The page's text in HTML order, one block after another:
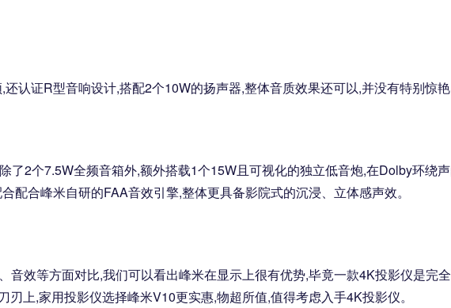
认证R型音响设计,搭配2个10W的扬声器,整体音质效果还可以,并没有特别惊艳
了2个7.5W全频音箱外,额外搭载1个15W且可视化的独立低音炮,在Dolby环绕
配合峰米自研的FAA音效引擎,整体更具备影院式的沉浸、立体感声效。
音效等方面对比,我们可以看出峰米在显示上很有优势,毕竟一款4K投影仪是完
上,家用投影仪选择峰米V10更实惠,物超所值,值得考虑入手4K投影仪。